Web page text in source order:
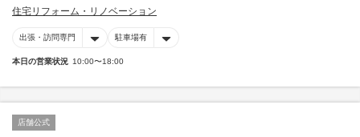
住宅リフォーム・リノベーション
出張・訪問専門 駐車場有
本日の営業状況 10:00〜18:00
店舗公式